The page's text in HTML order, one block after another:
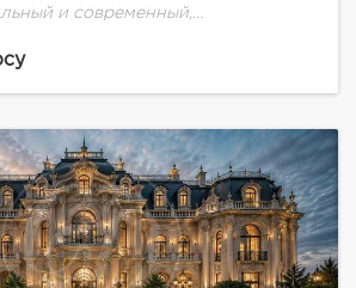
и современный,
бюро.Описание поселка: Парк